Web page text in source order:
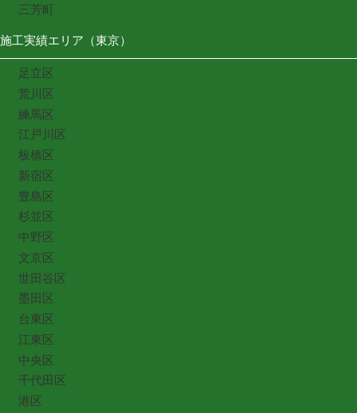
三芳町
施工実績エリア（東京）
足立区
荒川区
練馬区
江戸川区
板橋区
新宿区
豊島区
杉並区
中野区
文京区
世田谷区
墨田区
台東区
江東区
中央区
千代田区
港区